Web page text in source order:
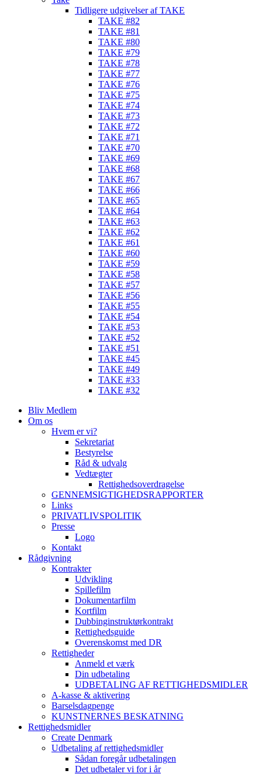
Tidligere udgivelser af TAKE
TAKE #82
TAKE #81
TAKE #80
TAKE #79
TAKE #78
TAKE #77
TAKE #76
TAKE #75
TAKE #74
TAKE #73
TAKE #72
TAKE #71
TAKE #70
TAKE #69
TAKE #68
TAKE #67
TAKE #66
TAKE #65
TAKE #64
TAKE #63
TAKE #62
TAKE #61
TAKE #60
TAKE #59
TAKE #58
TAKE #57
TAKE #56
TAKE #55
TAKE #54
TAKE #53
TAKE #52
TAKE #51
TAKE #45
TAKE #49
TAKE #33
TAKE #32
Bliv Medlem
Om os
Hvem er vi?
Sekretariat
Bestyrelse
Råd & udvalg
Vedtægter
Rettighedsoverdragelse
GENNEMSIGTIGHEDSRAPPORTER
Links
PRIVATLIVSPOLITIK
Presse
Logo
Kontakt
Rådgivning
Kontrakter
Udvikling
Spillefilm
Dokumentarfilm
Kortfilm
Dubbinginstruktørkontrakt
Rettighedsguide
Overenskomst med DR
Rettigheder
Anmeld et værk
Din udbetaling
UDBETALING AF RETTIGHEDSMIDLER
A-kasse & aktivering
Barselsdagpenge
KUNSTNERNES BESKATNING
Rettighedsmidler
Create Denmark
Udbetaling af rettighedsmidler
Sådan foregår udbetalingen
Det udbetaler vi for i år